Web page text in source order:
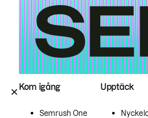
Kom igång
Semrush One
Upptäck